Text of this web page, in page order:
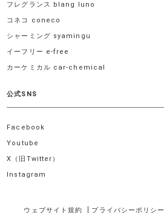
フレグランス blang luno
コネコ coneco
シャーミング syamingu
イーフリー e-free
カーケミカル car-chemical
公式SNS
Facebook
Youtube
X（旧Twitter）
Instagram
ウェブサイト規約 プライバシーポリシー